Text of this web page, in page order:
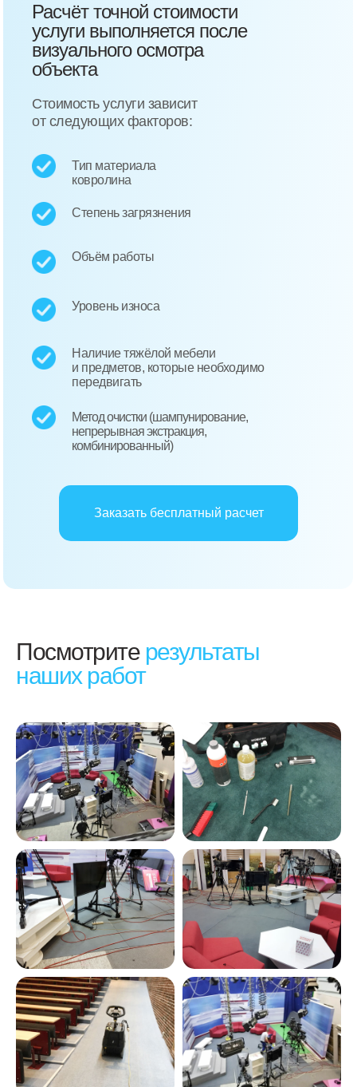
Расчёт точной стоимости
услуги выполняется после
визуального осмотра
объекта
Стоимость услуги зависит
от следующих факторов:
Тип материала
ковролина
Степень загрязнения
Объём работы
Уровень износа
Заказать бесплатный расчет
Наличие тяжёлой мебели
и предметов, которые необходимо
передвигать
Метод очистки (шампунирование,
непрерывная экстракция,
комбинированный)
Посмотрите результаты
наших работ